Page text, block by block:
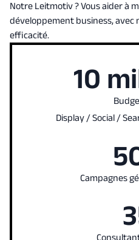
Notre Leitmotiv ? Vous aider à
développement business, avec
efficacité.
10
Display / Social /
Campagnes